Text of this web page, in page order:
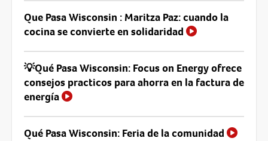
Que Pasa Wisconsin : Maritza Paz: cuando la
cocina se convierte en solidaridad
💡Qué Pasa Wisconsin: Focus on Energy ofrece
consejos practicos para ahorra en la factura de
energía
Qué Pasa Wisconsin: Feria de la comunidad